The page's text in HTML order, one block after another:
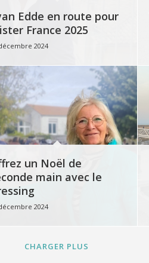
Edde en route pour
France 2025
2024
un Noël de
main avec le
2024
CHARGER PLUS